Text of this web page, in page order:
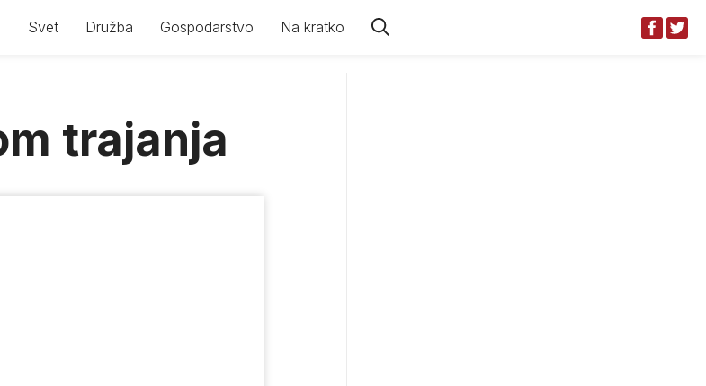
Svet Družba Gospodarstvo Na kratko
trajanja